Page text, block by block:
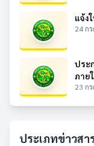
แจ้ง
24 ก
ประ
ภาย
23 ก
ประเภทข่าวสา